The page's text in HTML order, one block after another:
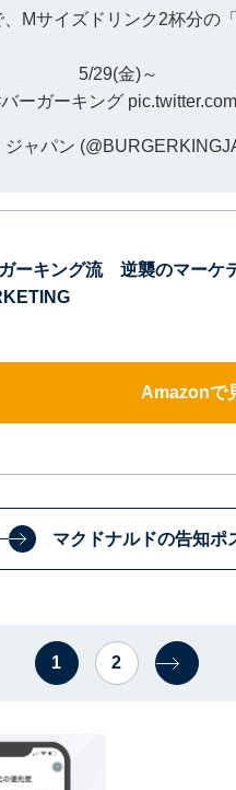
Mサイズドリンク2杯分の
5/29(金)～
ーガーキング
ャパン
ーキング流 逆襲のマーケ
Amazonで
マクドナルドの告知ポ
1 2